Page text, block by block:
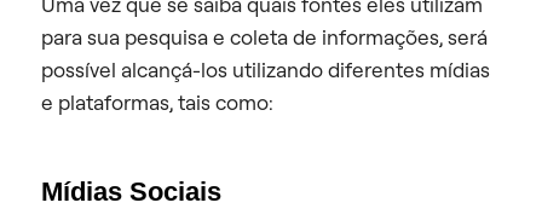
para sua pesquisa e coleta de informações, será
possível alcançá-los utilizando diferentes mídias
e plataformas, tais como:
Mídias Sociais